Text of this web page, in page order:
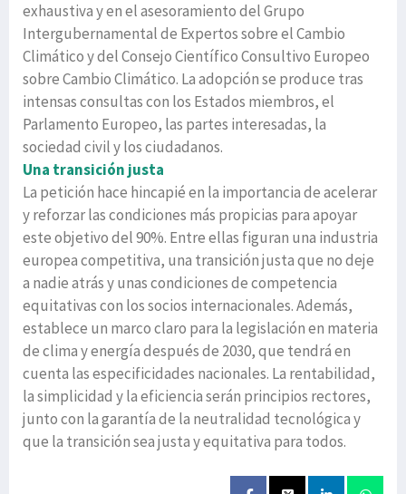
exhaustiva y en el asesoramiento del Grupo
Intergubernamental de Expertos sobre el Cambio
Climático y del Consejo Científico Consultivo Europeo
sobre Cambio Climático. La adopción se produce tras
intensas consultas con los Estados miembros, el
Parlamento Europeo, las partes interesadas, la
sociedad civil y los ciudadanos.
Una transición justa
La petición hace hincapié en la importancia de acelerar
y reforzar las condiciones más propicias para apoyar
este objetivo del 90%. Entre ellas figuran una industria
europea competitiva, una transición justa que no deje
a nadie atrás y unas condiciones de competencia
equitativas con los socios internacionales. Además,
establece un marco claro para la legislación en materia
de clima y energía después de 2030, que tendrá en
cuenta las especificidades nacionales. La rentabilidad,
la simplicidad y la eficiencia serán principios rectores,
junto con la garantía de la neutralidad tecnológica y
que la transición sea justa y equitativa para todos.